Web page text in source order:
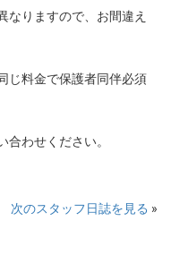
なりますので、お間違え
じ料金で保護者同伴必須
わせください。
次のスタッフ日誌を見る »